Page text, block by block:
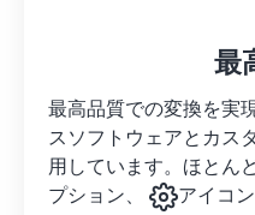
最
最高品質での変換を実
スソフトウェアとカス
用しています。ほとん
プション、
アイコン